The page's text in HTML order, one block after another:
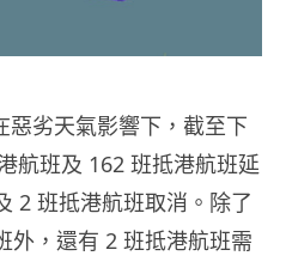
惡劣天氣影響下，截至下
航班及 162 班抵港航班延
2 班抵港航班取消。除了
外，還有 2 班抵港航班需